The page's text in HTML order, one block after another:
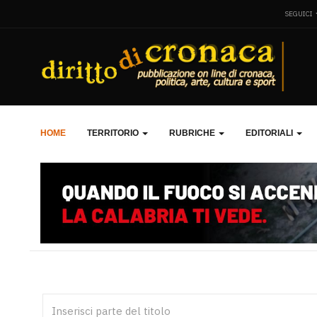
SEGUICI
HOME TERRITORIO RUBRICHE EDITORIALI